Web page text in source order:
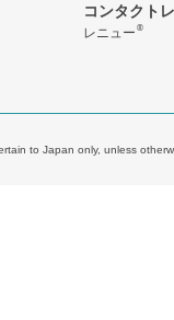
コンタクト
レニュー ®
to Japan only, unless